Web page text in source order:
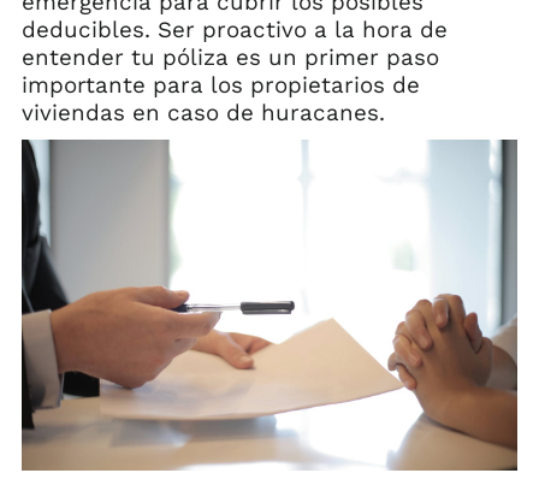
deducibles. Ser proactivo a la hora de
entender tu póliza es un primer paso
importante para los propietarios de
viviendas en caso de huracanes.